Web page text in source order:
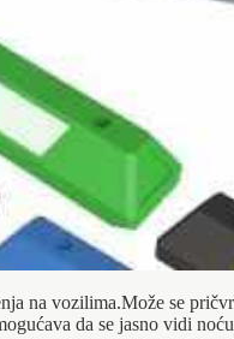
na vozilima.Može se
da se jasno vidi